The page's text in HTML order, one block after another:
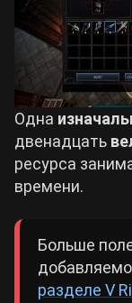
Одна
двенадцать
ресурса
времени.
Больше
разделе V